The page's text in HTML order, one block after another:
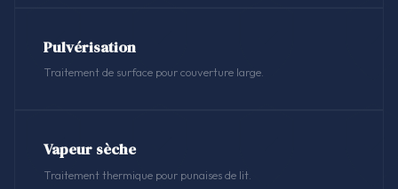
Pulvérisation
Traitement de surface pour couverture large.
Vapeur sèche
Traitement thermique pour punaises de lit.